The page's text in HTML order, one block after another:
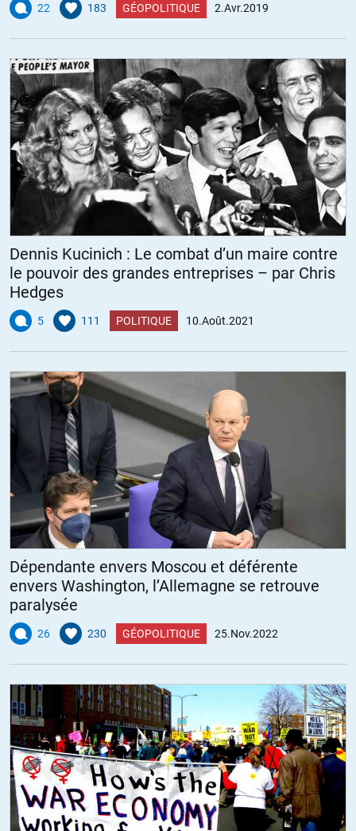
22 183 GÉOPOLITIQUE 2.Avr.2019
Dennis Kucinich : Le combat d’un maire contre
le pouvoir des grandes entreprises – par Chris
Hedges
5 111 POLITIQUE 10.Août.2021
Dépendante envers Moscou et déférente
envers Washington, l’Allemagne se retrouve
paralysée
26 230 GÉOPOLITIQUE 25.Nov.2022